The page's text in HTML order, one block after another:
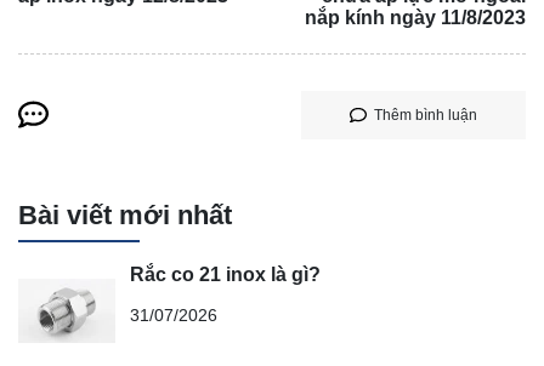
nắp kính ngày 11/8/2023
Thêm bình luận
Bài viết mới nhất
Rắc co 21 inox là gì?
31/07/2026